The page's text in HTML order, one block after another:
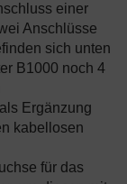
einer
Anschlüsse
sich unten
B1000 noch 4
Ergänzung
kabellosen
für das